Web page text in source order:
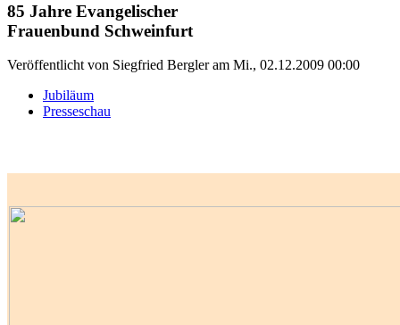
85 Jahre Evangelischer
Frauenbund Schweinfurt
Veröffentlicht von Siegfried Bergleram Mi., 02.12.2009 00:00
Jubiläum
Presseschau